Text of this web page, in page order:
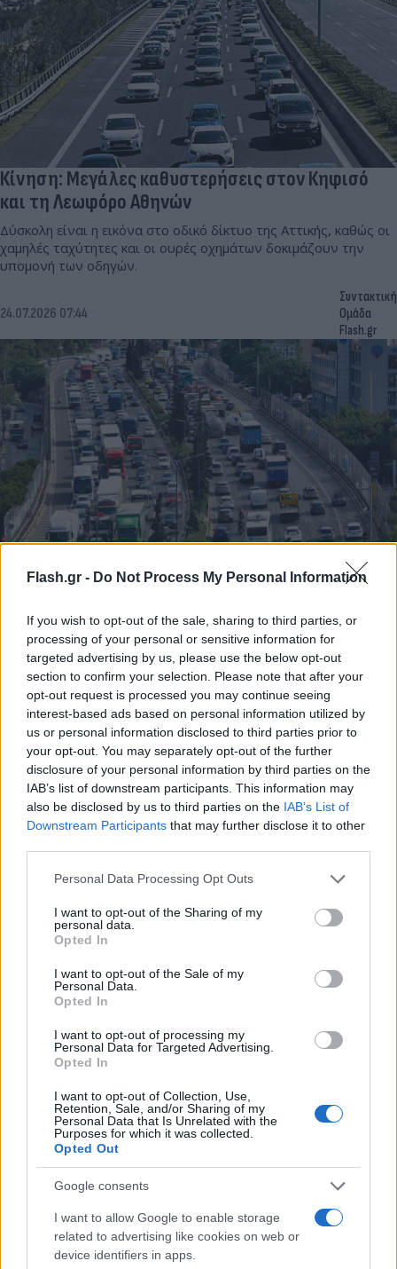
Flash.gr - Do Not Process My Personal Information
If you wish to opt-out of the sale, sharing to third parties, or
processing of your personal or sensitive information for
targeted advertising by us, please use the below opt-out
section to confirm your selection. Please note that after your
opt-out request is processed you may continue seeing
interest-based ads based on personal information utilized by
us or personal information disclosed to third parties prior to
your opt-out. You may separately opt-out of the further
disclosure of your personal information by third parties on the
IAB’s list of downstream participants. This information may
also be disclosed by us to third parties on the IAB’s List of
Downstream Participants that may further disclose it to other
Please note that this website/app uses one or more Google
not limited to your visit or usage behaviour. You may click to
grant or deny consent to Google and its third-party tags to
use your data for below specified purposes in below Google
consent section.
Personal Data Processing Opt Outs
I want to opt-out of the Sharing of my
personal data.
Opted In
I want to opt-out of the Sale of my
Personal Data.
Opted In
I want to opt-out of processing my
Personal Data for Targeted Advertising.
Opted In
I want to opt-out of Collection, Use,
Retention, Sale, and/or Sharing of my
Personal Data that Is Unrelated with the
Purposes for which it was collected.
Opted Out
Google consents
I want to allow Google to enable storage
related to advertising like cookies on web or
device identifiers in apps.
Κίνηση: Μεγάλες καθυστερήσεις στον Κηφισό
και τη Λεωφόρο Αθηνών
Δύσκολη είναι η εικόνα στο οδικό δίκτυο της Αττικής, καθώς οι
χαμηλές ταχύτητες και οι ουρές οχημάτων δοκιμάζουν την
υπομονή των οδηγών.
24.07.2026 07:44
Συντακτική
Ομάδα
Flash.gr
Κίνηση: «Έμφραγμα» στον Κηφισό –
Αυξημένη είναι η κίνηση σε Κηφισίας, Μεσογείων και στο
κέντρο της Αθήνας.
23.07.2026 07:46
Συντακτική
Flash.gr
Κίνηση: Στο «κόκκινο» ο Κηφισός – Πού
καταγράφονται τα μεγαλύτερα προβλήματα
στην Αττική
ιδιαίτερα αυξημένη, με τον Κηφισό να βρίσκεται για ακόμη μία
φορά στο επίκεντρο της κυκλοφοριακής συμφόρησης.
22.07.2026 07:51
Ομάδα
Flash.gr